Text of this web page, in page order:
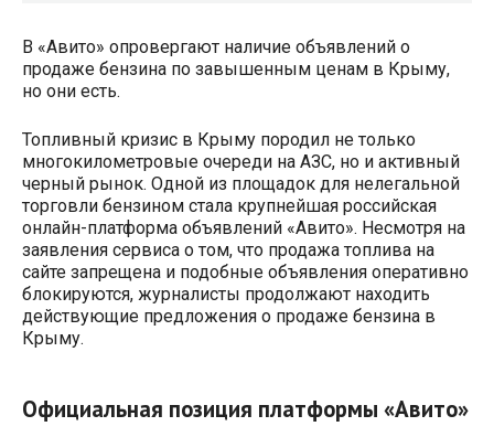
В «Авито» опровергают наличие объявлений о
продаже бензина по завышенным ценам в Крыму,
но они есть.
Топливный кризис в Крыму породил не только
многокилометровые очереди на АЗС, но и активный
черный рынок. Одной из площадок для нелегальной
торговли бензином стала крупнейшая российская
онлайн-платформа объявлений «Авито». Несмотря на
заявления сервиса о том, что продажа топлива на
сайте запрещена и подобные объявления оперативно
блокируются, журналисты продолжают находить
действующие предложения о продаже бензина в
Крыму.
Официальная позиция платформы «Авито»